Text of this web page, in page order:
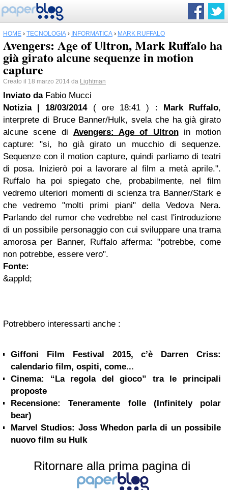
HOME › TECNOLOGIA › INFORMATICA › MARK RUFFALO
Avengers: Age of Ultron, Mark Ruffalo ha
già girato alcune sequenze in motion
capture
Creato il 18 marzo 2014 da Lightman
Inviato da Fabio Mucci
Notizia | 18/03/2014
( ore 18:41 ) : Mark Ruffalo,
interprete di Bruce Banner/Hulk, svela che ha già girato
alcune scene di Avengers: Age of Ultron
in motion
capture: "si, ho già girato un mucchio di sequenze.
Sequenze con il motion capture, quindi parliamo di teatri
di posa. Inizierò poi a lavorare al film a metà aprile.".
Ruffalo ha poi spiegato che, probabilmente, nel film
vedremo ulteriori momenti di scienza tra Banner/Stark e
che vedremo "molti primi piani" della Vedova Nera.
Parlando del rumor che vedrebbe nel cast l'introduzione
di un possibile personaggio con cui sviluppare una trama
amorosa per Banner, Ruffalo afferma: "potrebbe, come
non potrebbe, essere vero".
Fonte:
&appId;
Potrebbero interessarti anche :
Giffoni Film Festival 2015, c’è Darren Criss:
calendario film, ospiti, come...
Cinema: “La regola del gioco” tra le principali
proposte
Recensione: Teneramente folle (Infinitely polar
bear)
Marvel Studios: Joss Whedon parla di un possibile
nuovo film su Hulk
Ritornare alla prima pagina di